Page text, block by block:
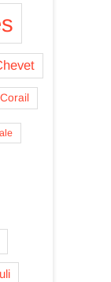
Corail